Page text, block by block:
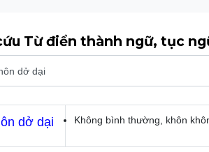
Từ điển thành ngữ, tục
dở dại Không bình thường, khôn